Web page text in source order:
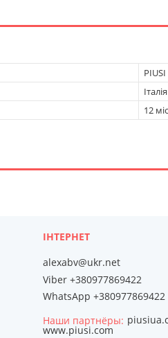
PIUSI
Італія
12 міс
alexabv@ukr.net
Viber +380977869422
WhatsApp +380977869422
Наши партнёры
www.piusi.com